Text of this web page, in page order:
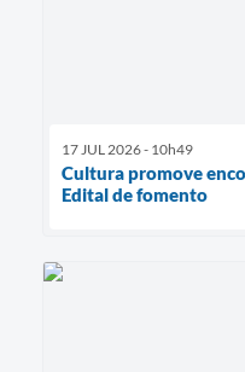
17 JUL 2026 - 10h49
Cultura promove
Edital de fomento